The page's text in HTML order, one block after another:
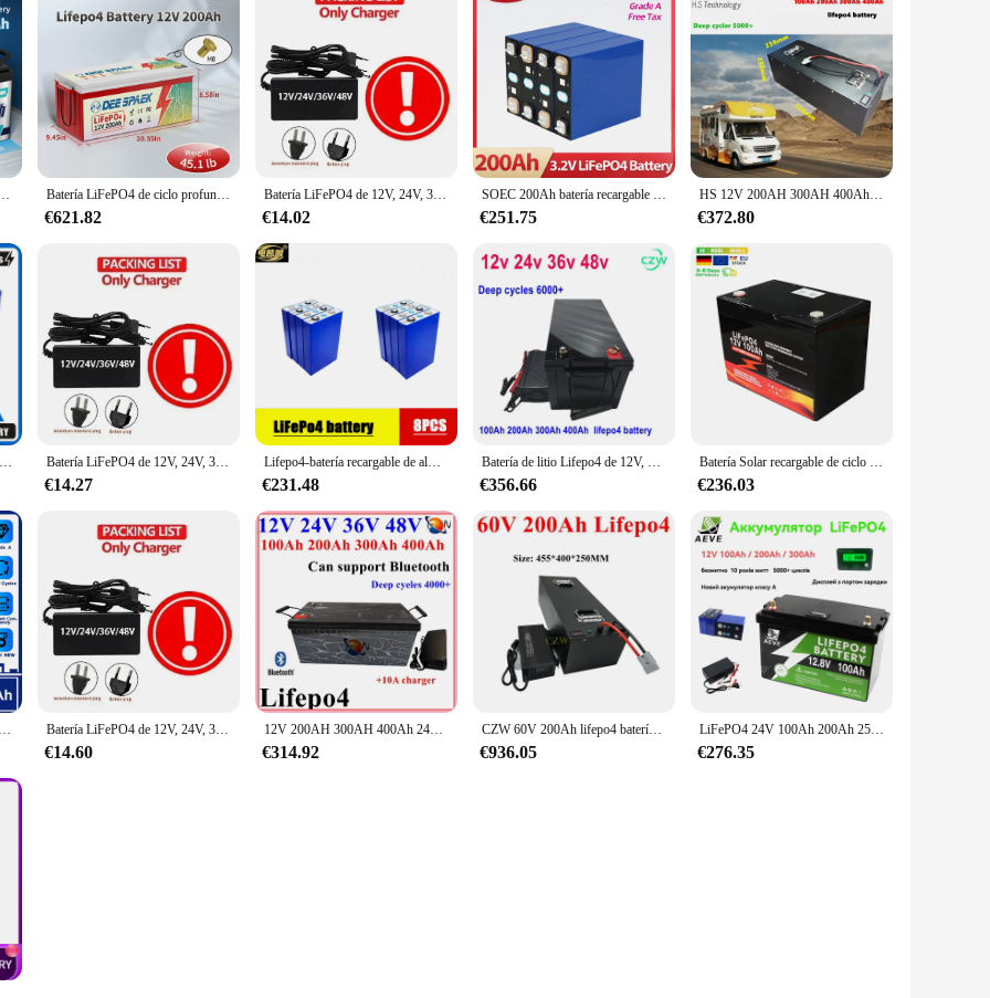
designed for deep-cycle applications. Its robust construction ensures longevity and reliability, making it an ideal choice for a variety of
or a backup power supply, this battery is engineered to deliver consistent and efficient power. Its deep cycle design allows for
cost-effective solution for long-term use.
about convenience. Its lightweight and compact design make it easy to handle and transport, making it a versatile choice for both
lead-acid material ensure that it is resistant to vibration and impact, making it suitable for use in harsh environments. The battery's
your devices and equipment receive the power they need, when they need it.
The bateria ciclo profundo 200ah is designed to be eco-friendly, with its lead-acid composition that is recyclable and safe for
can store and supply energy for longer periods, reducing the need for frequent replacements. This makes it an ideal choice for those
of a reliable power source. Whether you're a wholesaler, vendor, or individual looking for a deep cycle battery set, the bateria ciclo
planet.
fosfato de hierro y litio de ciclo profundo con BMS, batería de 12 voltios y 100Ah para barco Solar Batería LiFePO4 de ciclo profundo, Pila de fosfato de hierro y litio de 12V, 200Ah, con BMS, para casa, RV, barco, Solar, fuera de la red, 200A, 2 paquetes
€621.82
Batería LiFePO4 de 12V, 24V, 36V, 48V, 200AH, BMS incorporado para sistema de energía Solar, campistas RV, carrito de Golf, ciclo profundo Solar todoterreno
€14.02
SOEC 200Ah batería recargable Lifepo4 Ciclos profundos 3,2 V batería prismática de fosfato de hierro y litio para energía Solar
€251.75
HS 12V 200AH 300AH 400Ah 24V 150Ah 200Ah 36V 48V 100Ah Lifepo4 batería de litio ciclo profundo de la UE para el sistema solar de audio del coche barco
€372.80
LISHEN-batería recargable de ciclo profundo, pila de 3,2 V, 4-16 piezas, 202AH, 200Ah, 12V, 24V, 48V, para RV, EV, barco, célula Solar, sin IVA Batería LiFePO4 de 12V, 24V, 36V, 48V, 200AH, BMS incorporado para sistema de energía Solar, campistas RV, carrito de Golf, ciclo profundo Solar todoterreno
€14.27
Lifepo4-batería recargable de almacenamiento de energía solar, 8 piezas, 3,2 V, 310AH, 105AH, 200AH, 280AH, bricolaje, 24V, RV, adecuado para carrito de golf, libre de impuestos
€231.48
Batería de litio Lifepo4 de 12V, 200AH, 300AH, 400Ah, 24V, 150Ah, 200Ah, 36V, 48V, 100Ah, ciclo profundo de la UE para coche, audio, sistema solar, barco
€356.66
Batería Solar recargable de ciclo profundo, batería LiFePo4 de 12v, 50AH, 100Ah, 200Ah, 400Ah, Bluetooth IP65, resistente al agua, Stock europeo, venta al por mayor
€236.03
Lifepo4-batería CATL de ciclo profundo, 200AH, 3,2 V, Grado A, 12V, 24V, 48V, RV, EV, barco, carrito de Golf, sistema de almacenamiento Solar para el hogar, UE, EE. UU., libre de impuestos Batería LiFePO4 de 12V, 24V, 36V, 48V, 200AH, BMS incorporado para sistema de energía Solar, campistas RV, carrito de Golf, ciclo profundo Solar todoterreno
€14.60
12V 200AH 300AH 400Ah 24V 150Ah 200Ah 36V 48V 100Ah Lifepo4 lithium battery eu deep cycle for car audio solar system boat
€314.92
CZW 60V 200Ah lifepo4 batería de litio recargable BMS 20S ciclo profundo para bicicleta de 7200W scooter motocicleta + cargador 20A
€936.05
LiFePO4 24V 100Ah 200Ah 2560wkh batería 8S 200A BMS 6000 + ciclos profundos 12V 100Ah 200Ah batería de litio para barco energía del hogar
€276.35